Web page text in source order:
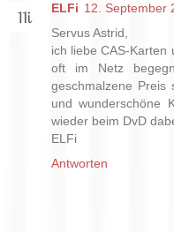
ELFi 12. September
Servus Astrid,
ich liebe CAS-Karten
oft im Netz
geschmalzene Preis
und wunderschöne
wieder beim DvD
ELFi
Antworten